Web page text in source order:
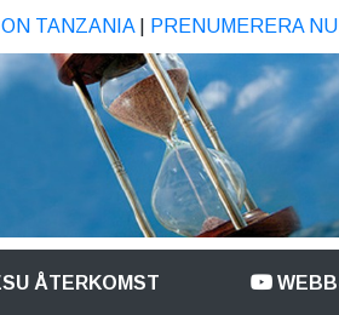
TANZANIA| PRENUMERERA
ÅTERKOMST